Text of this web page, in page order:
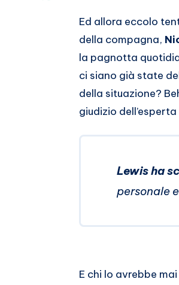
Whatsapp
Ed allora eccolo
della compagna,
la pagnotta
ci siano già state
della situazione?
giudizio
Lewis ha
personale
E chi lo avrebbe